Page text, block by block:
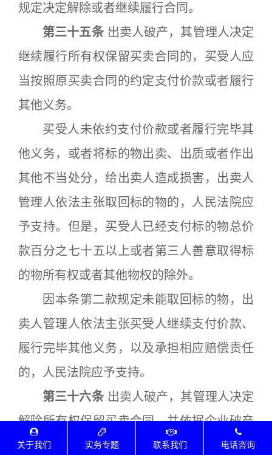
规定决定解除或者继续履行合同。
第三十五条出卖人破产，其管理人决定
继续履行所有权保留买卖合同的，买受人应
当按照原买卖合同的约定支付价款或者履行
其他义务。
买受人未依约支付价款或者履行完毕其
他义务，或者将标的物出卖、出质或者作出
其他不当处分，给出卖人造成损害，出卖人
管理人依法主张取回标的物的，人民法院应
予支持。但是，买受人已经支付标的物总价
款百分之七十五以上或者第三人善意取得标
的物所有权或者其他物权的除外。
因本条第二款规定未能取回标的物，出
卖人管理人依法主张买受人继续支付价款、
履行完毕其他义务，以及承担相应赔偿责任
的，人民法院应予支持。
第三十六条出卖人破产，其管理人决定
解除所有权保留买卖合同，并依据企业破产
法第十七条的规定要求买受人向其交付买卖
关于我们 实务专题 联系我们 电话咨询